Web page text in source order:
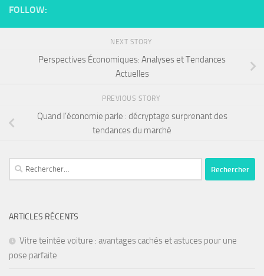
FOLLOW:
NEXT STORY
Perspectives Économiques: Analyses et Tendances
Actuelles
PREVIOUS STORY
Quand l’économie parle : décryptage surprenant des
tendances du marché
ARTICLES RÉCENTS
Vitre teintée voiture : avantages cachés et astuces pour une
pose parfaite